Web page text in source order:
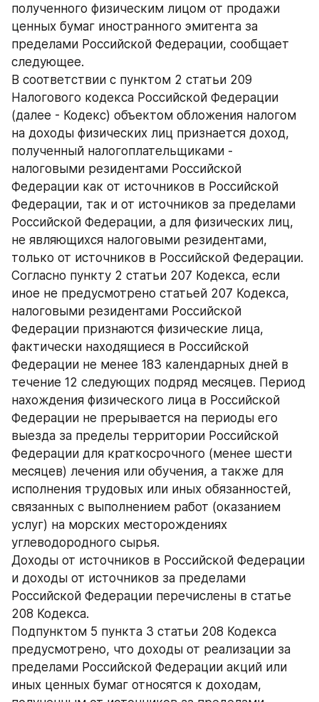
полученного физическим лицом от продажи
ценных бумаг иностранного эмитента за
пределами Российской Федерации, сообщает
следующее.
В соответствии с пунктом 2 статьи 209
Налогового кодекса Российской Федерации
(далее - Кодекс) объектом обложения налогом
на доходы физических лиц признается доход,
полученный налогоплательщиками -
налоговыми резидентами Российской
Федерации как от источников в Российской
Федерации, так и от источников за пределами
Российской Федерации, а для физических лиц,
не являющихся налоговыми резидентами,
только от источников в Российской Федерации.
Согласно пункту 2 статьи 207 Кодекса, если
иное не предусмотрено статьей 207 Кодекса,
налоговыми резидентами Российской
Федерации признаются физические лица,
фактически находящиеся в Российской
Федерации не менее 183 календарных дней в
течение 12 следующих подряд месяцев. Период
нахождения физического лица в Российской
Федерации не прерывается на периоды его
выезда за пределы территории Российской
Федерации для краткосрочного (менее шести
месяцев) лечения или обучения, а также для
исполнения трудовых или иных обязанностей,
связанных с выполнением работ (оказанием
услуг) на морских месторождениях
углеводородного сырья.
Доходы от источников в Российской Федерации
и доходы от источников за пределами
Российской Федерации перечислены в статье
208 Кодекса.
Подпунктом 5 пункта 3 статьи 208 Кодекса
предусмотрено, что доходы от реализации за
пределами Российской Федерации акций или
иных ценных бумаг относятся к доходам,